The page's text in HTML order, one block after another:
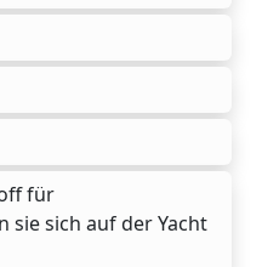
für
sie sich auf der Yacht